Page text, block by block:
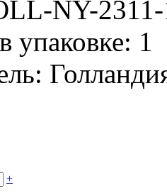
NY-
упаковке: 1
+